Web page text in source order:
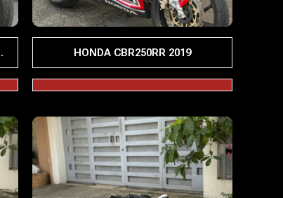
HONDA CBR250RR 2019